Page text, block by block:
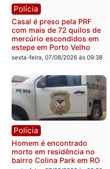
Polícia
2 MILHÕES – Unnesa
apresenta documentos
que comprovam
na operação alvo da PF
sexta-feira, 07/08/2026 às 12:24
Polícia